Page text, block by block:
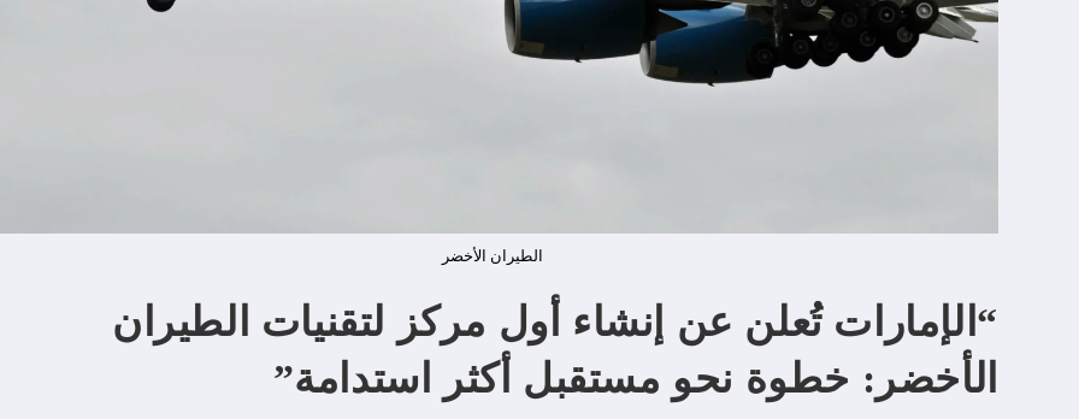
الطيران الأخضر
“الإمارات تُعلن عن إنشاء أول مركز لتقنيات الطيران
الأخضر: خطوة نحو مستقبل أكثر استدامة”